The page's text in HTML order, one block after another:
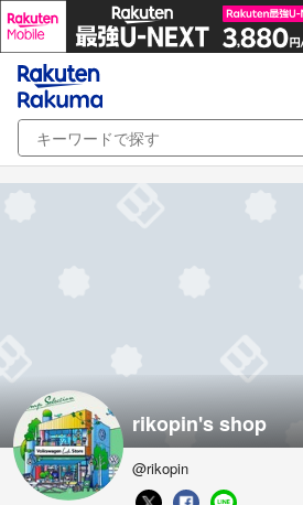
rikopin's shop
@rikopin